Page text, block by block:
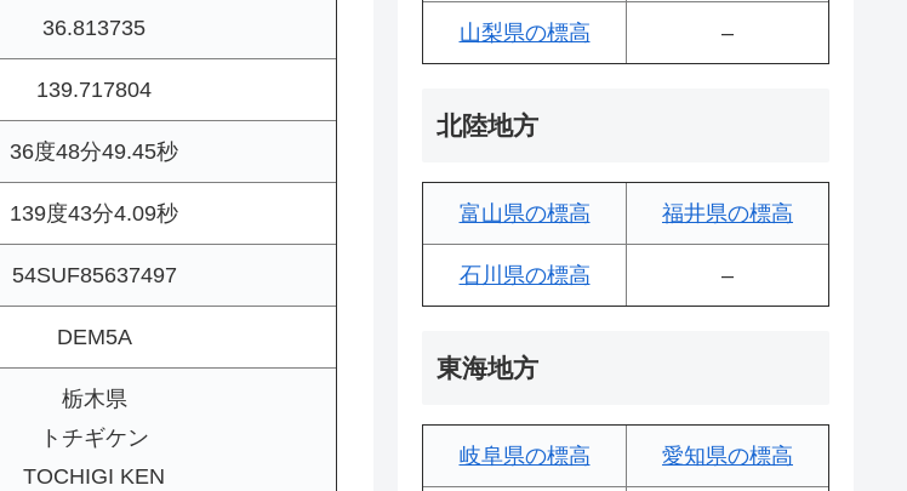
36.813735
139.717804
36度48分49.45秒
139度43分4.09秒
54SUF85637497
DEM5A
栃木県
トチギケン
TOCHIGI KEN
山梨県の標高 –
北陸地方
富山県の標高 福井県の標高
石川県の標高 –
東海地方
岐阜県の標高 愛知県の標高